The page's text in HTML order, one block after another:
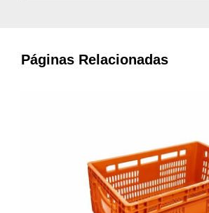
Páginas Relacionadas